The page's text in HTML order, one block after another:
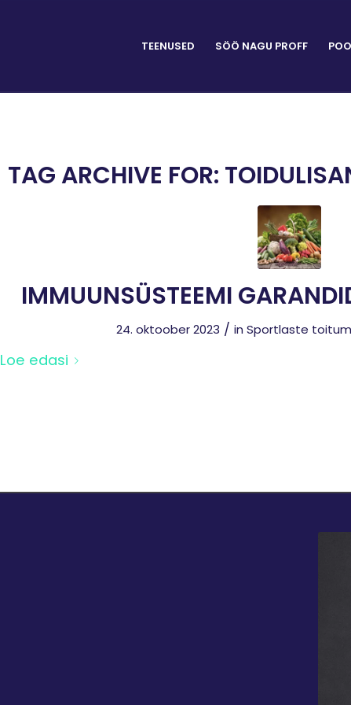
TEENUSED SÖÖ NAGU PROFF
TAG ARCHIVE FOR:
IMMUUNSÜSTEEMI
24. oktoober 2023 / in Sportlaste
Loe edasi